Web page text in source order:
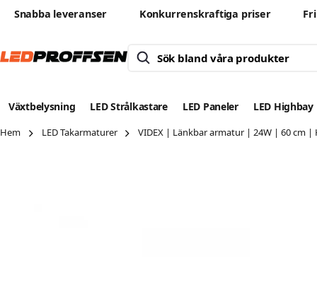
Snabba leveranser Konkurrenskraftiga priser
Växtbelysning LED Strålkastare LED Paneler LED Highbay
Hem LED Takarmaturer VIDEX | Länkbar armatur | 24W | 60 cm |